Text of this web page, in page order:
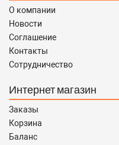
О компании
Новости
Соглашение
Контакты
Сотрудничество
Интернет магазин
Заказы
Корзина
Баланс